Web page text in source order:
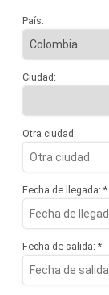
País:
Ciudad:
Otra ciudad:
Fecha de llegada: *
Fecha de salida: *